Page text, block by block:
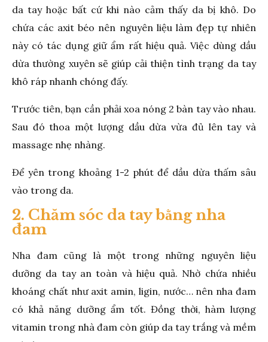
da tay hoặc bất cứ khi nào cảm thấy da bị khô. Do
chứa các axit béo nên nguyên liệu làm đẹp tự nhiên
này có tác dụng giữ ẩm rất hiệu quả. Việc dùng dầu
dừa thường xuyên sẽ giúp cải thiện tình trạng da tay
khô ráp nhanh chóng đấy.
Trước tiên, bạn cần phải xoa nóng 2 bàn tay vào nhau.
Sau đó thoa một lượng dầu dừa vừa đủ lên tay và
massage nhẹ nhàng.
Để yên trong khoảng 1-2 phút để dầu dừa thấm sâu
vào trong da.
2. Chăm sóc da tay bằng nha
đam
Nha đam cũng là một trong những nguyên liệu
dưỡng da tay an toàn và hiệu quả. Nhờ chứa nhiều
khoáng chất như axit amin, ligin, nước… nên nha đam
có khả năng dưỡng ẩm tốt. Đồng thời, hàm lượng
vitamin trong nhà đam còn giúp da tay trắng và mềm